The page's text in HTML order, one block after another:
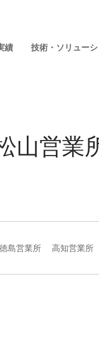
績 技術・ソリュー
山営業
徳島営業所 高知営業所